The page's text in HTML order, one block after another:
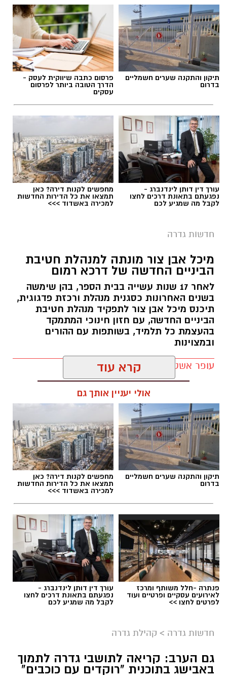
תיקון והתקנה שערים חשמליים
בדרום
פרסום כתבה שיווקית לעסק -
הדרך הטובה ביותר לפרסום
עסקים
עורך דין דותן לינדנברג -
נפגעתם בתאונת דרכים לחצו
לקבל מה שמגיע לכם
מחפשים לקנות דירה? כאן
תמצאו את כל הדירות החדשות
למכירה באשדוד >>>
חדשות גדרה
מיכל אבן צור מונתה למנהלת חטיבת
הביניים החדשה של דרכא רמום
לאחר 17 שנות עשייה בבית הספר, בהן שימשה
בשנים האחרונות כסגנית מנהלת ורכזת פדגוגית,
תיכנס מיכל אבן צור לתפקיד מנהלת חטיבת
הביניים החדשה, עם חזון חינוכי המתמקד
בהעצמת כל תלמיד, בשותפות עם ההורים
ובמצוינות
עופר אשטוקר / 21:10 05.08.26
תגים:חטיבת הביניים דרכא רמון
החדשה של בית הספר דרכא רמון. אבן צור,
תושבת גדרה, נמנית עם אנשי הצוות שהקימו את
קרא עוד
אולי יעניין אותך גם
תיקון והתקנה שערים חשמליים
בדרום
מחפשים לקנות דירה? כאן
תמצאו את כל הדירות החדשות
למכירה באשדוד >>>
פנתרה -חלל משותף ומרכז
לאירועים עסקיים ופרטיים ועוד
לפרטים לחצו >>
עורך דין דותן לינדנברג -
נפגעתם בתאונת דרכים לחצו
לקבל מה שמגיע לכם
חדשות גדרה > קהילת גדרה
גם הערב: קריאה לתושבי גדרה לתמוך
באבישג בתוכנית "רוקדים עם כוכבים"